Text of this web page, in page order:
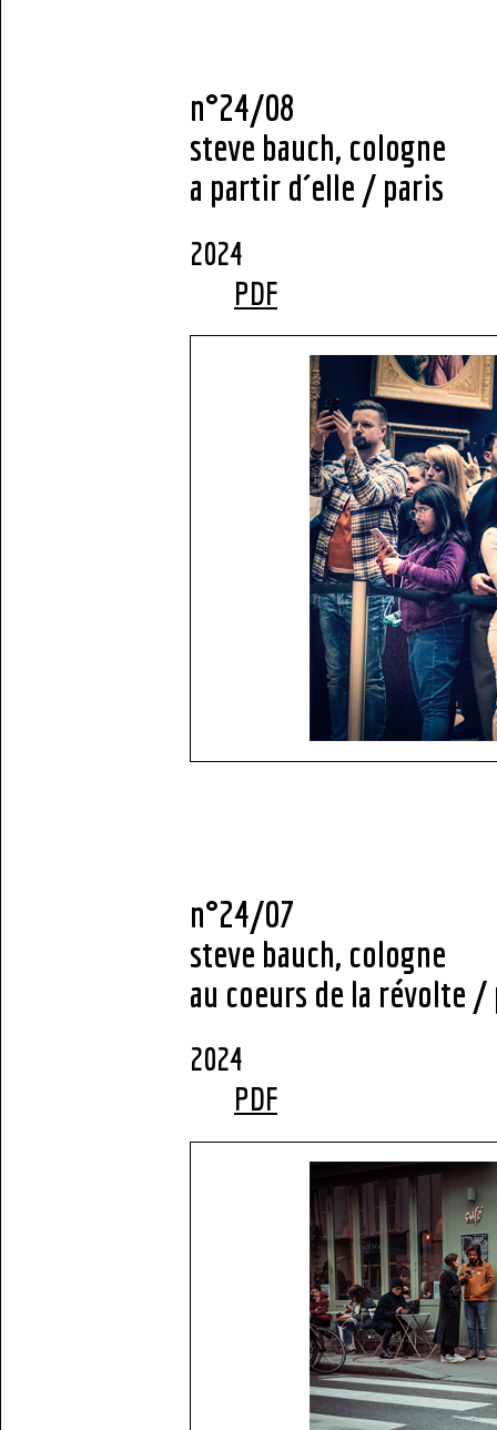
n°24/08
steve bauch, cologne
a partir d´elle / paris
PDF
n°24/07
steve bauch, cologne
au coeurs de la révolte /
PDF